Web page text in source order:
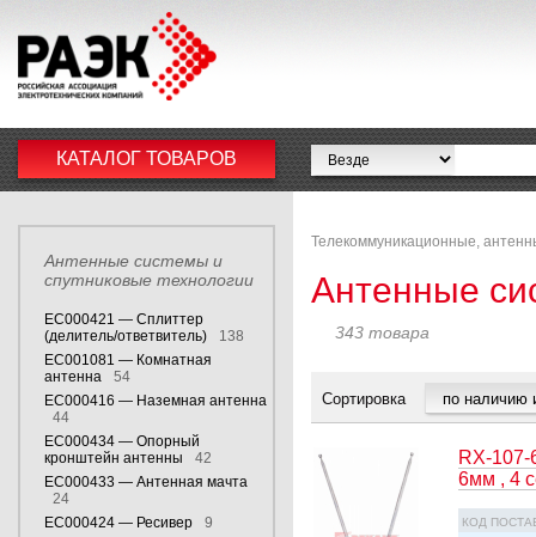
КАТАЛОГ ТОВАРОВ
Антенные системы и
спутниковые технологии
EC000421 — Сплиттер
(делитель/ответвитель)
138
EC001081 — Комнатная
антенна
54
EC000416 — Наземная антенна
44
EC000434 — Опорный
кронштейн антенны
42
EC000433 — Антенная мачта
24
EC000424 — Ресивер
9
Телекоммуникационные,
Антенные
343 товара
Сортировка
RX-107-
6мм , 4
КОД